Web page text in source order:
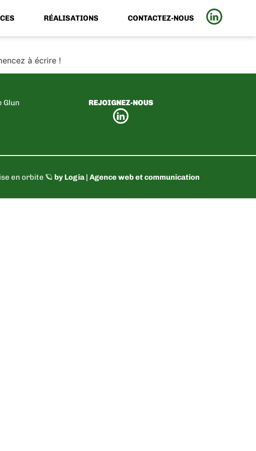
RÉALISATIONS CONTACTEZ-NOUS
à écrire !
Glun
REJOIGNEZ-NOUS
en orbite 🪐 by Logia | Agence web et communication